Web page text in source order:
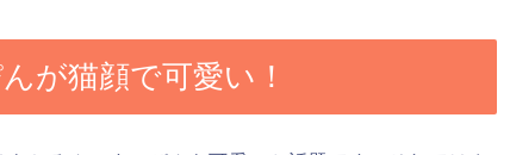
が猫顔で可愛い！